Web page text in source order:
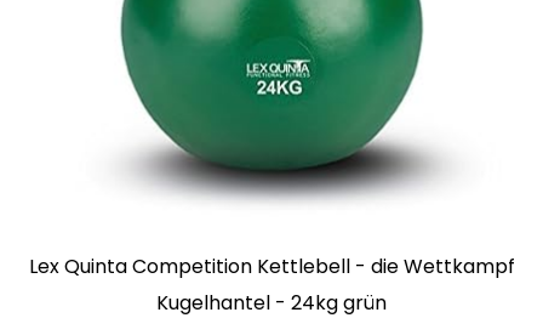
Lex Quinta Competition Kettlebell - die Wettkampf
Kugelhantel - 24kg grün